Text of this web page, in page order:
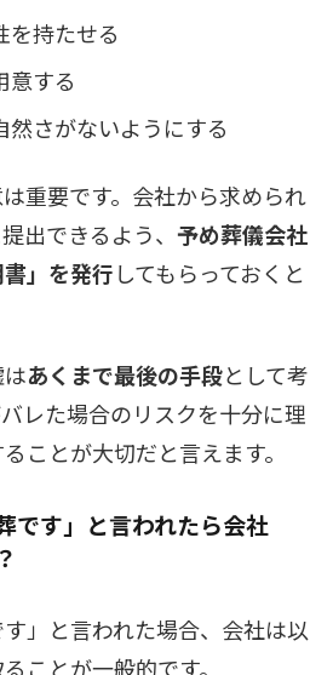
を持たせる
意する
然さがないようにする
重要です。会社から求められ
出できるよう、 予め葬儀会社
」を発行してもらっておくと
あくまで最後の手段として考
レた場合のリスクを十分に理
ことが大切だと言えます。
です」と言われたら会社
」と言われた場合、会社は以
ことが一般的です。